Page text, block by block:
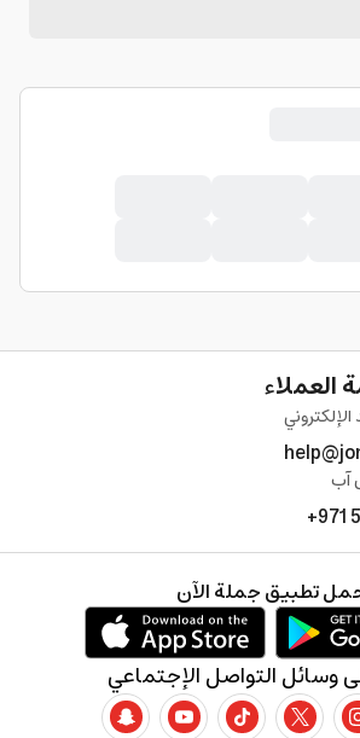
العملاء
آب
+971
وسائل التواصل الإجتماعي
تطبيق جملة الآن